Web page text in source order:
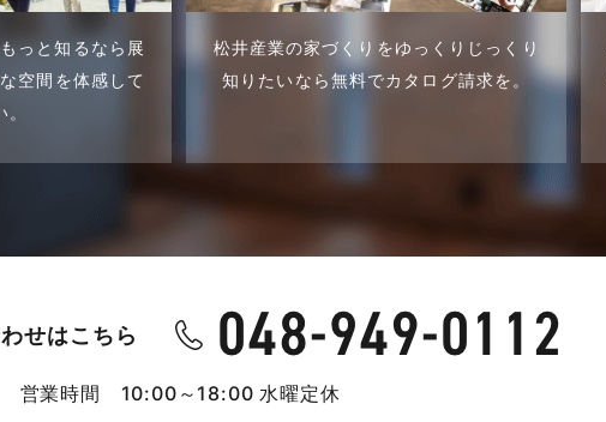
っと知るなら展
空間を体感して
松井産業の家づくりをゆっくりじっくり
知りたいなら無料でカタログ請求を。
せはこちら
営業時間 10:00～18:00 水曜定休